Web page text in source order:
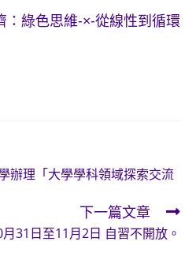
：綠色思維-×-從線性到循環
辦理「大學學科領域探索交流
下一篇文章
月31日至11月2日 自習不開放。